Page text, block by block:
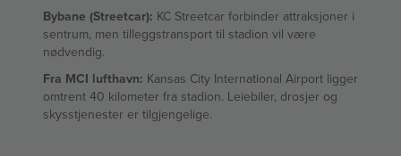
Bybane (Streetcar): KC Streetcar forbinder attraksjoner i
sentrum, men tilleggstransport til stadion vil være
nødvendig.
Fra MCI lufthavn: Kansas City International Airport ligger
omtrent 40 kilometer fra stadion. Leiebiler, drosjer og
skysstjenester er tilgjengelige.